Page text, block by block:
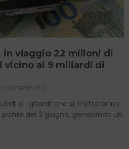
in viaggio 22 milioni di
vicino ai 9 miliardi di
commento
e i gitanti che si metteranno
del 2 giugno, generando un